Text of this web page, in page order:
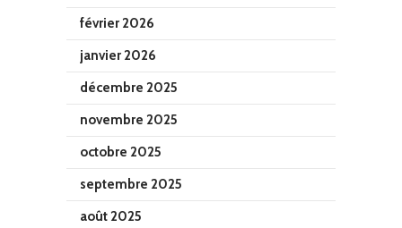
février 2026
janvier 2026
décembre 2025
novembre 2025
octobre 2025
septembre 2025
août 2025